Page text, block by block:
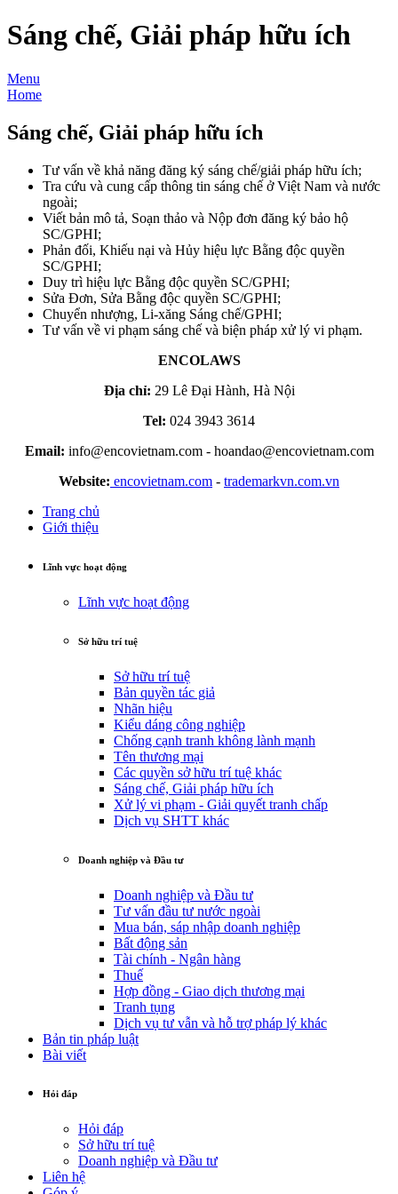
Sáng chế, Giải pháp hữu ích
Menu
Home
Sáng chế, Giải pháp hữu ích
Tư vấn về khả năng đăng ký sáng chế/giải pháp hữu ích;
Tra cứu và cung cấp thông tin sáng chế ở Việt Nam và nước
ngoài;
Viết bản mô tả, Soạn thảo và Nộp đơn đăng ký bảo hộ
SC/GPHI;
Phản đối, Khiếu nại và Hủy hiệu lực Bằng độc quyền
SC/GPHI;
Duy trì hiệu lực Bằng độc quyền SC/GPHI;
Sửa Đơn, Sửa Bằng độc quyền SC/GPHI;
Chuyển nhượng, Li-xăng Sáng chế/GPHI;
Tư vấn về vi phạm sáng chế và biện pháp xử lý vi phạm.
ENCOLAWS
Địa chỉ: 29 Lê Đại Hành, Hà Nội
Tel: 024 3943 3614
Email: info@encovietnam.com- hoandao@encovietnam.com
Website: encovietnam.com - trademarkvn.com.vn
Trang chủ
Giới thiệu
Lĩnh vực hoạt động
Lĩnh vực hoạt động
Sở hữu trí tuệ
Sở hữu trí tuệ
Bản quyền tác giả
Nhãn hiệu
Kiểu dáng công nghiệp
Chống cạnh tranh không lành mạnh
Tên thương mại
Các quyền sở hữu trí tuệ khác
Sáng chế, Giải pháp hữu ích
Xử lý vi phạm - Giải quyết tranh chấp
Dịch vụ SHTT khác
Doanh nghiệp và Đầu tư
Doanh nghiệp và Đầu tư
Tư vấn đầu tư nước ngoài
Mua bán, sáp nhập doanh nghiệp
Bất động sản
Tài chính - Ngân hàng
Thuế
Hợp đồng - Giao dịch thương mại
Tranh tụng
Dịch vụ tư vẫn và hỗ trợ pháp lý khác
Bản tin pháp luật
Bài viết
Hỏi đáp
Hỏi đáp
Sở hữu trí tuệ
Doanh nghiệp và Đầu tư
Liên hệ